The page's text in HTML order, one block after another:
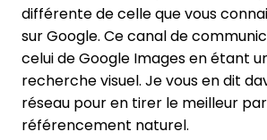
différente de celle que vous
sur Google. Ce canal de
celui de Google Images en étant
recherche visuel. Je vous en dit
réseau pour en tirer le meilleur
référencement naturel.